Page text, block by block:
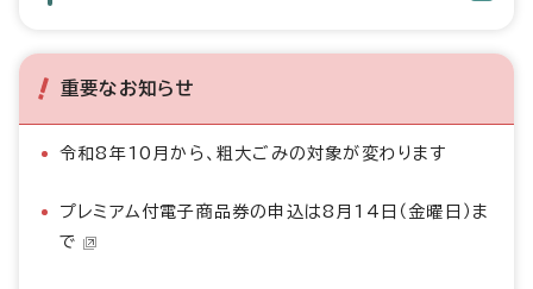
重要なお知らせ
令和8年10月から、粗大ごみの対象が変わります
プレミアム付電子商品券の申込は8月14日（金曜日）ま
で